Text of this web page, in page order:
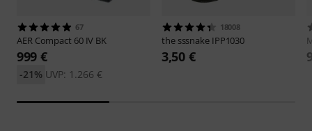
67
AER Compact 60 IV BK
999 €
UVP: 1.266 €
-21%
18008
the sssnake IPP1030
3,50 €